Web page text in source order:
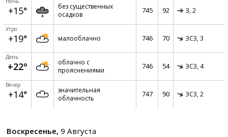
+15°
без существенных
осадков
745 92 З, 2
Утро
+19° малооблачно 746 70 ЗСЗ, 3
День
+22°
облачно с
прояснениями
746 54 ЗСЗ, 4
Вечер
+14°
значительная
облачность
747 90 ЗСЗ, 2
Воскресенье, 9 Августа